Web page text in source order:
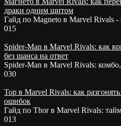
драки одним щитом
Гайд по Magneto в Marvel Rivals -
015
Spider-Man в Marvel Rivals: как
без шанса на ответ
Spider-Man в Marvel Rivals:
030
Тор в Marvel Rivals: как
ошибок
Гайд по Thor в Marvel Rivals:
013